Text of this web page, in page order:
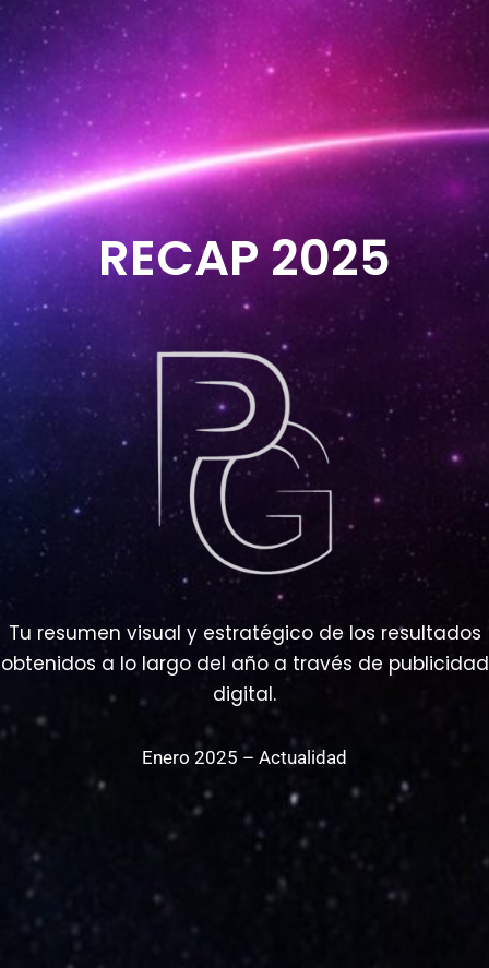
RECAP 2025
Tu resumen visual y estratégico de los resultados
obtenidos a lo largo del año a través de publicidad
digital.
Enero 2025 – Actualidad